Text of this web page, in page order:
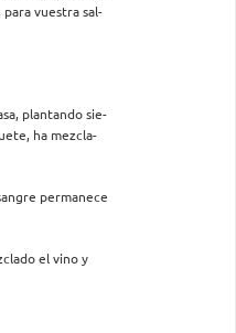
vuestra sal-
plantando sie-
ha mezcla-
permanece
el vino y